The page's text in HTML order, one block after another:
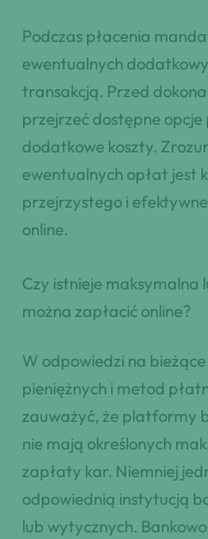
Podczas płacenia
ewentualnych
transakcją. Przed
przejrzeć dostępne
dodatkowe koszty.
ewentualnych opłat jest
przejrzystego i
online.
Czy istnieje
można zapłacić online?
W odpowiedzi na
pieniężnych i metod
zauważyć, że platformy
nie mają określonych
zapłaty kar. Niemniej
odpowiednią instytucją
lub wytycznych.